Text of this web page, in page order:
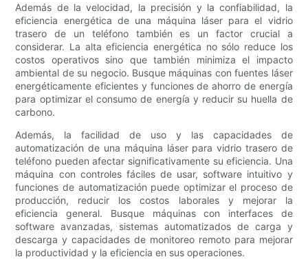
Además de la velocidad, la precisión y la confiabilidad, la
eficiencia energética de una máquina láser para el vidrio
trasero de un teléfono también es un factor crucial a
considerar. La alta eficiencia energética no sólo reduce los
costos operativos sino que también minimiza el impacto
ambiental de su negocio. Busque máquinas con fuentes láser
energéticamente eficientes y funciones de ahorro de energía
para optimizar el consumo de energía y reducir su huella de
carbono.
Además, la facilidad de uso y las capacidades de
automatización de una máquina láser para vidrio trasero de
teléfono pueden afectar significativamente su eficiencia. Una
máquina con controles fáciles de usar, software intuitivo y
funciones de automatización puede optimizar el proceso de
producción, reducir los costos laborales y mejorar la
eficiencia general. Busque máquinas con interfaces de
software avanzadas, sistemas automatizados de carga y
descarga y capacidades de monitoreo remoto para mejorar
la productividad y la eficiencia en sus operaciones.